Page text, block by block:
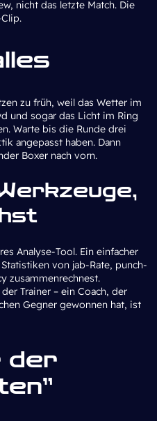
nicht das letzte Match. Die
zu früh, weil das Wetter im
und sogar das Licht im Ring
Warte bis die Runde drei
angepasst haben. Dann
Boxer nach vorn.
Analyse-Tool. Ein einfacher
von jab-Rate, punch-
zusammenrechnest.
Trainer – ein Coach, der
Gegner gewonnen hat, ist
der